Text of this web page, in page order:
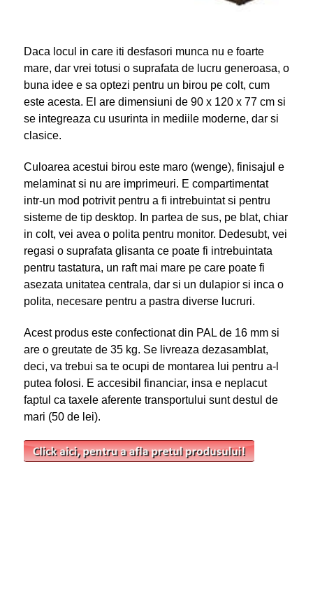
Daca locul in care iti desfasori munca nu e foarte
mare, dar vrei totusi o suprafata de lucru generoasa, o
buna idee e sa optezi pentru un birou pe colt, cum
este acesta. El are dimensiuni de 90 x 120 x 77 cm si
se integreaza cu usurinta in mediile moderne, dar si
clasice.
Culoarea acestui birou este maro (wenge), finisajul e
melaminat si nu are imprimeuri. E compartimentat
intr-un mod potrivit pentru a fi intrebuintat si pentru
sisteme de tip desktop. In partea de sus, pe blat, chiar
in colt, vei avea o polita pentru monitor. Dedesubt, vei
regasi o suprafata glisanta ce poate fi intrebuintata
pentru tastatura, un raft mai mare pe care poate fi
asezata unitatea centrala, dar si un dulapior si inca o
polita, necesare pentru a pastra diverse lucruri.
Acest produs este confectionat din PAL de 16 mm si
are o greutate de 35 kg. Se livreaza dezasamblat,
deci, va trebui sa te ocupi de montarea lui pentru a-l
putea folosi. E accesibil financiar, insa e neplacut
faptul ca taxele aferente transportului sunt destul de
mari (50 de lei).